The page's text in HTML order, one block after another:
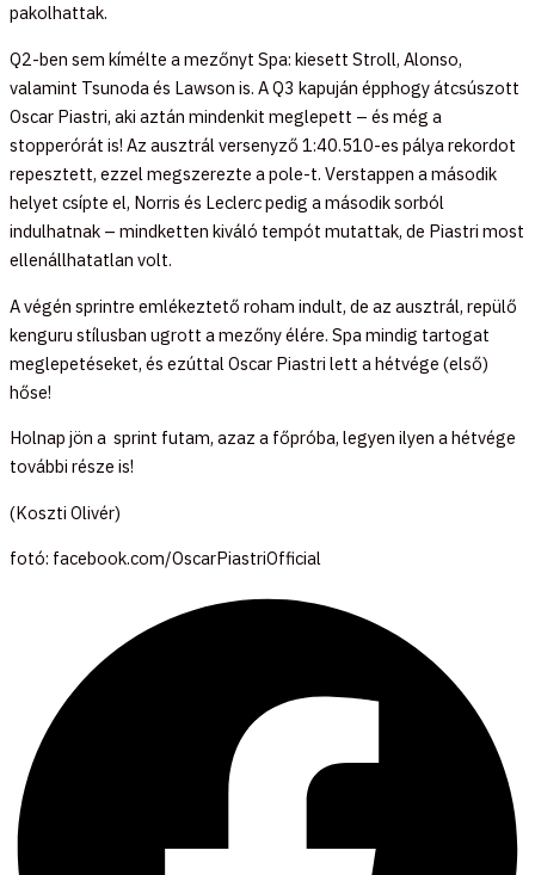
pakolhattak.
Q2-ben sem kímélte a mezőnyt Spa: kiesett Stroll, Alonso,
valamint Tsunoda és Lawson is. A Q3 kapuján épphogy átcsúszott
Oscar Piastri, aki aztán mindenkit meglepett – és még a
stopperórát is! Az ausztrál versenyző 1:40.510-es pálya rekordot
repesztett, ezzel megszerezte a pole-t. Verstappen a második
helyet csípte el, Norris és Leclerc pedig a második sorból
indulhatnak – mindketten kiváló tempót mutattak, de Piastri most
ellenállhatatlan volt.
A végén sprintre emlékeztető roham indult, de az ausztrál, repülő
kenguru stílusban ugrott a mezőny élére. Spa mindig tartogat
meglepetéseket, és ezúttal Oscar Piastri lett a hétvége (első)
hőse!
Holnap jön a sprint futam, azaz a főpróba, legyen ilyen a hétvége
további része is!
(Koszti Olivér)
fotó: facebook.com/OscarPiastriOfficial